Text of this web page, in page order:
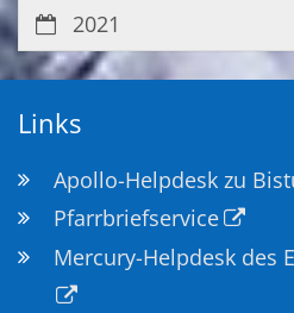
2021
Links
Apollo-Helpdesk zu
Pfarrbriefservice
Mercury-Helpdesk des